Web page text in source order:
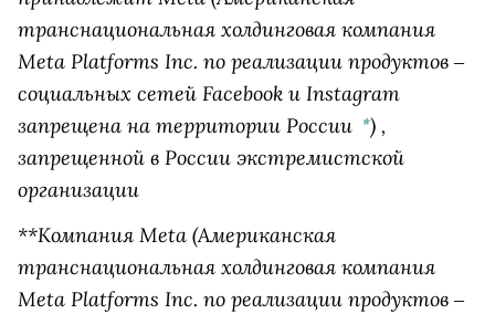
транснациональная холдинговая компания
Meta Platforms Inc. по реализации продуктов ‒
социальных сетей Facebook и Instagram
запрещена на территории России *) ,
запрещенной в России экстремистской
организации
**Компания Meta (Американская
транснациональная холдинговая компания
Meta Platforms Inc. по реализации продуктов ‒